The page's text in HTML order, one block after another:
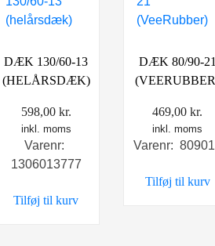
DÆK 130/60-13
(HELÅRSDÆK)
598,00 kr.
inkl. moms
Varenr:
1306013777
Tilføj til kurv
DÆK 80/90-21
469,00kr.
inkl. moms
Varenr:
Tilføj til kurv